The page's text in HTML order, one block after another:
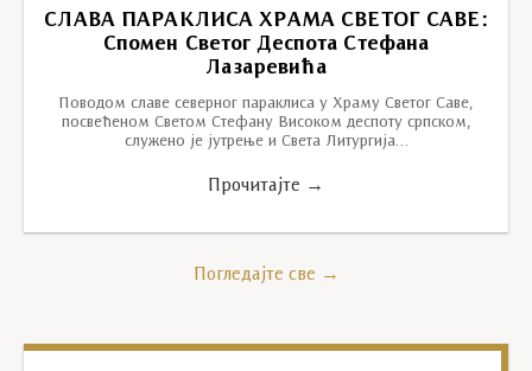
СЛАВА ПАРАКЛИСА ХРАМА СВЕТОГ САВЕ:
Спомен Светог Деспота Стефана
Лазаревића
Поводом славе северног параклиса у Храму Светог Саве,
посвећеном Светом Стефану Високом деспоту српском,
служено је јутрење и Света Литургија…
Прочитајте →
Погледајте све →